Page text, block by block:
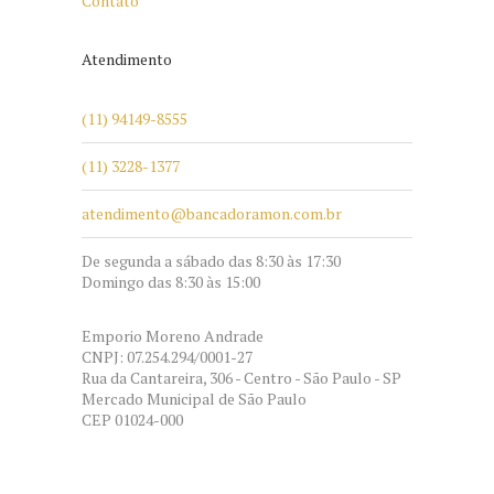
Atendimento
(11) 94149-8555
(11) 3228-1377
atendimento@bancadoramon.com.br
De segunda a sábado das 8:30 às 17:30
Domingo das 8:30 às 15:00
Emporio Moreno Andrade
CNPJ: 07.254.294/0001-27
Rua da Cantareira, 306 - Centro - São Paulo - SP
Mercado Municipal de São Paulo
CEP 01024-000